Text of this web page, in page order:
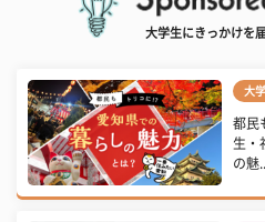
大学生にきっかけを
大
都民
生・
の魅...